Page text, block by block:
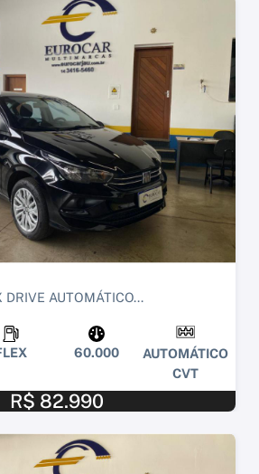
DRIVE AUTOMÁTICO...
60.000
AUTOMÁTICO
CVT
R$ 82.990